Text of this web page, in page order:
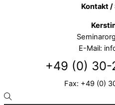
Kontakt
E-Mail:
+49 (0)
Fax: +49 (0)